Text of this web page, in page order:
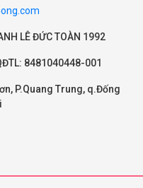
LÊ ĐỨC TOÀN 1992
8481040448-001
P.Quang Trung, q.Đống